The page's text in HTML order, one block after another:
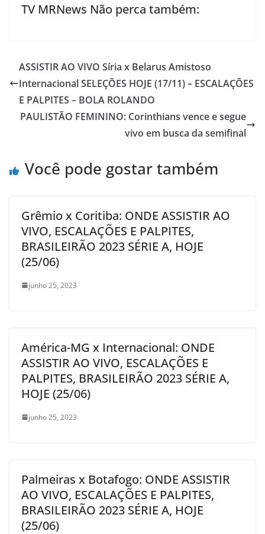
TV MRNews Não perca também:
ASSISTIR AO VIVO Síria x Belarus Amistoso
Internacional SELEÇÕES HOJE (17/11) – ESCALAÇÕES
E PALPITES – BOLA ROLANDO
PAULISTÃO FEMININO: Corinthians vence e segue
vivo em busca da semifinal
Você pode gostar também
Grêmio x Coritiba: ONDE ASSISTIR AO
VIVO, ESCALAÇÕES E PALPITES,
BRASILEIRÃO 2023 SÉRIE A, HOJE
(25/06)
junho 25, 2023
América-MG x Internacional: ONDE
ASSISTIR AO VIVO, ESCALAÇÕES E
PALPITES, BRASILEIRÃO 2023 SÉRIE A,
HOJE (25/06)
junho 25, 2023
Palmeiras x Botafogo: ONDE ASSISTIR
AO VIVO, ESCALAÇÕES E PALPITES,
BRASILEIRÃO 2023 SÉRIE A, HOJE
(25/06)